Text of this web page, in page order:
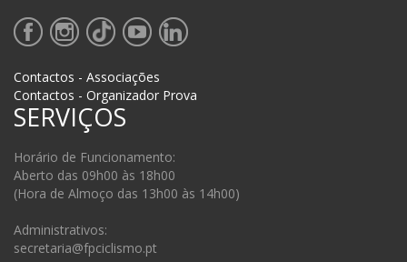
Contactos - Associações
Contactos - Organizador Prova
SERVIÇOS
Horário de Funcionamento:
Aberto das 09h00 às 18h00
(Hora de Almoço das 13h00 às 14h00)
Administrativos:
secretaria@fpciclismo.pt